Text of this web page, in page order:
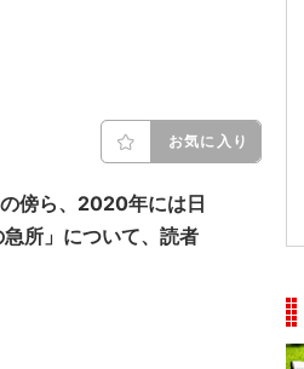
お気に入り
傍ら、2020年には日
所」について、読者